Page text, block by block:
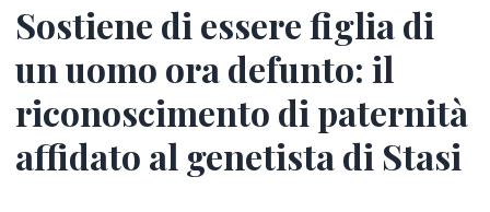
Sostiene di essere figlia di
un uomo ora defunto: il
riconoscimento di paternità
affidato al genetista di Stasi